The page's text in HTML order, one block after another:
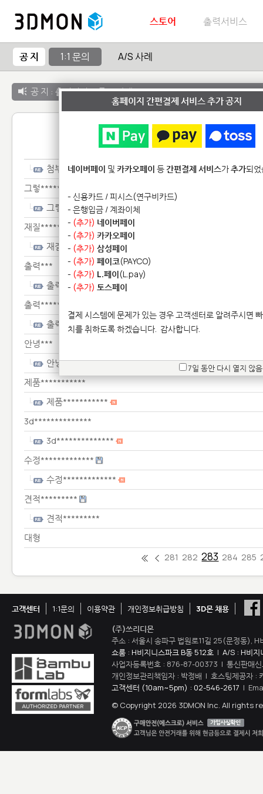
스토어 출력서비스
공 지 1:1 문의 A/S 사례
공 지 : 출력서비스 종료 안내
1:1 문
첨부*****************************
그렇*************************
그렇*************************
재질*********************
재질*********************
출력***
출력***
출력*********
출력*********
안녕***
안녕***
제품***********
제품***********
3d**************
3d**************
수정*************
수정*************
견적*********
견적*********
대형
281 282 283 284 285
고객센터 1:1문의 이용약관 개인정보취급방침
3D몬 채용
(주)쓰리디몬
주소 : 서울시 송파구 법원로11길 25(문정동),
쇼룸 : H비지니스파크 B동 512호 | A/S : H비지
사업자등록번호 : 876-87-00373 | 통신판매
개인정보관리책임자 : 박정배 | 호스팅제공자 :
고객센터 (10am~5pm) : 02-546-2617 |
© Copyright 2026 3DMON Inc. All rights
홈페이지 간편결제 서비스 추가 공지
네이버페이 및 카카오페이 등간편결제 서비스가추가되
- 신용카드 / 피시스(연구비카드)
- 은행입금 / 계좌이체
- (추가) 네이버페이
- (추가) 카카오페이
- (추가) 삼성페이
- (추가) 페이코(PAYCO)
- (추가) L.페이(L.pay)
- (추가) 토스페이
결제 시스템에 문제가 있는 경우 고객센터로 알려주시면
치를 취하도록 하겠습니다. 감사합니다.
7일 동안 다시 열지 않음